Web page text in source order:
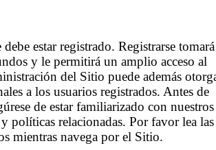
debe estar registrado. Registrarse
y le permitirá un amplio acceso al
del Sitio puede además
a los usuarios registrados. Antes de
de estar familiarizado con nuestros
políticas relacionadas. Por favor lea las
mientras navega por el Sitio.